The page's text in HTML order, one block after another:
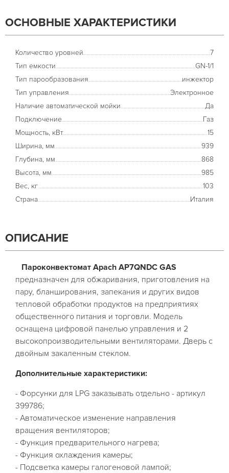
ОСНОВНЫЕ ХАРАКТЕРИСТИКИ
Количество уровней
7
Тип емкости
GN-1/1
Тип парообразования
инжектор
Тип управления
Электронное
Наличие автоматической мойки
Да
Подключение
Газ
Мощность, кВт
15
Ширина, мм
939
Глубина, мм
868
Высота, мм
985
Вес, кг
103
Страна
Италия
ОПИСАНИЕ
Пароконвектомат Apach AP7QNDC GAS
предназначен для обжаривания, приготовления на
пару, бланширования, запекания и других видов
тепловой обработки продуктов на предприятиях
общественного питания и торговли. Модель
оснащена цифровой панелью управления и 2
высокопроизводительными вентиляторами. Дверь с
двойным закаленным стеклом.
Дополнительные характеристики:
- Форсунки для LPG заказывать отдельно - артикул
399786;
- Автоматическое изменение направления
вращения вентиляторов;
- Функция предварительного нагрева;
- Функция охлаждения камеры;
- Подсветка камеры галогеновой лампой;